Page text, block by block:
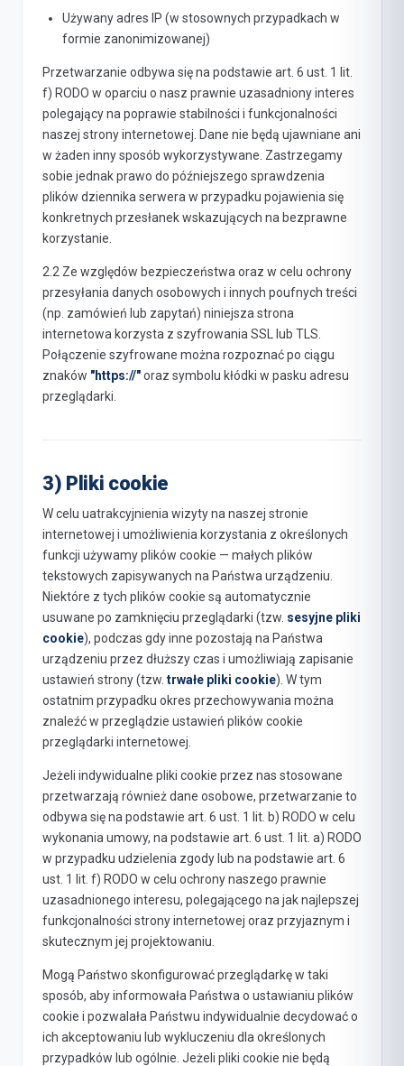
Używany adres IP (w stosownych przypadkach w
formie zanonimizowanej)
Przetwarzanie odbywa się na podstawie art. 6 ust. 1 lit.
f) RODO w oparciu o nasz prawnie uzasadniony interes
polegający na poprawie stabilności i funkcjonalności
naszej strony internetowej. Dane nie będą ujawniane ani
w żaden inny sposób wykorzystywane. Zastrzegamy
sobie jednak prawo do późniejszego sprawdzenia
plików dziennika serwera w przypadku pojawienia się
konkretnych przesłanek wskazujących na bezprawne
korzystanie.
2.2 Ze względów bezpieczeństwa oraz w celu ochrony
przesyłania danych osobowych i innych poufnych treści
(np. zamówień lub zapytań) niniejsza strona
internetowa korzysta z szyfrowania SSL lub TLS.
Połączenie szyfrowane można rozpoznać po ciągu
znaków "https://"oraz symbolu kłódki w pasku adresu
przeglądarki.
3) Pliki cookie
W celu uatrakcyjnienia wizyty na naszej stronie
internetowej i umożliwienia korzystania z określonych
funkcji używamy plików cookie — małych plików
tekstowych zapisywanych na Państwa urządzeniu.
Niektóre z tych plików cookie są automatycznie
usuwane po zamknięciu przeglądarki (tzw. sesyjne pliki
cookie), podczas gdy inne pozostają na Państwa
urządzeniu przez dłuższy czas i umożliwiają zapisanie
ustawień strony (tzw. trwałe pliki cookie). W tym
ostatnim przypadku okres przechowywania można
znaleźć w przeglądzie ustawień plików cookie
przeglądarki internetowej.
Jeżeli indywidualne pliki cookie przez nas stosowane
przetwarzają również dane osobowe, przetwarzanie to
odbywa się na podstawie art. 6 ust. 1 lit. b) RODO w celu
wykonania umowy, na podstawie art. 6 ust. 1 lit. a) RODO
w przypadku udzielenia zgody lub na podstawie art. 6
ust. 1 lit. f) RODO w celu ochrony naszego prawnie
uzasadnionego interesu, polegającego na jak najlepszej
funkcjonalności strony internetowej oraz przyjaznym i
skutecznym jej projektowaniu.
Mogą Państwo skonfigurować przeglądarkę w taki
sposób, aby informowała Państwa o ustawianiu plików
cookie i pozwalała Państwu indywidualnie decydować o
ich akceptowaniu lub wykluczeniu dla określonych
przypadków lub ogólnie. Jeżeli pliki cookie nie będą